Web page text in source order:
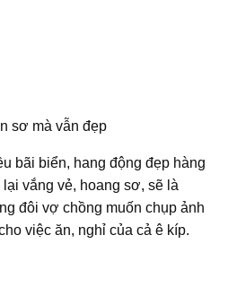
sơ mà vẫn đẹp
bãi biển, hang động đẹp hàng
vắng vẻ, hoang sơ, sẽ là
đôi vợ chồng muốn chụp ảnh
việc ăn, nghỉ của cả ê kíp.